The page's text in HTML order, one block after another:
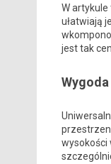
W
ułatwiają
jest tak
wysokości